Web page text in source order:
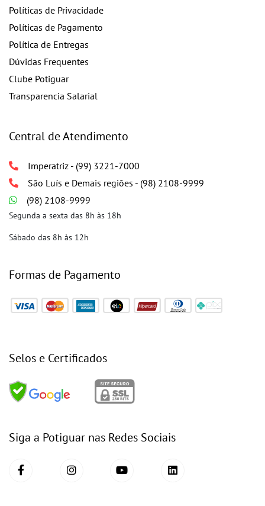
Políticas de Privacidade
Políticas de Pagamento
Política de Entregas
Dúvidas Frequentes
Clube Potiguar
Transparencia Salarial
Central de Atendimento
Imperatriz - (99) 3221-7000
São Luís e Demais regiões - (98) 2108-9999
(98) 2108-9999
Segunda a sexta das 8h às 18h
Sábado das 8h às 12h
Formas de Pagamento
Selos e Certificados
Siga a Potiguar nas Redes Sociais